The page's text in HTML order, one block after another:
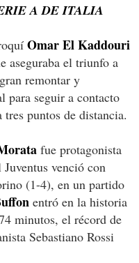
A DE ITALIA
Omar El Kaddouri
aseguraba el triunfo a
remontar y
para seguir a contacto
tres puntos de distancia.
fue protagonista
venció con
(1-4), en un partido
entró en la historia
minutos, el récord de
Sebastiano Rossi